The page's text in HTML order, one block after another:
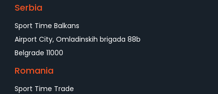
Serbia
Sport Time Balkans
Airport City, Omladinskih brigada 88b
Belgrade 11000
Romania
Sport Time Trade